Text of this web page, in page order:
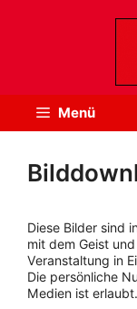
Menü
Diese Bilder sind
mit dem Geist
Veranstaltung in
Die persönliche
Medien ist erlaubt.